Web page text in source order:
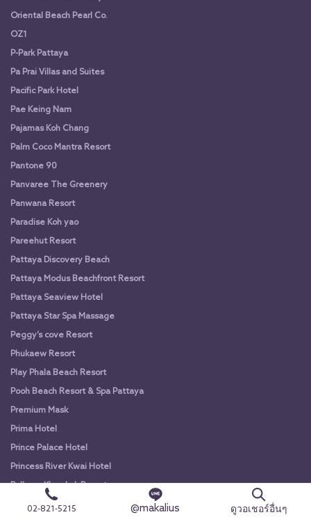
Oriental Beach Pearl Co.
OZ1
P-Park Pattaya
Pa Prai Villas and Suites
Pacific Park Hotel
Pae Keing Nam
Pajamas Koh Chang
Palm Coco Mantra Resort
Pantone 90
Panvaree The Greenery
Panwana Resort
Paradise Koh yao
Pareehut Resort
Pattaya Discovery Beach
Pattaya Modus Beachfront Resort
Pattaya Seaview Hotel
Pattaya Star Spa Massage
Peggy’s cove Resort
Phukaew Resort
Play Phala Beach Resort
Pooh Beach Resort & Spa Pattaya
Premium Mask
Prima Hotel
Prince Palace Hotel
Princess River Kwai Hotel
Pullman Khao Lak Resort
Pungluang Campground
02-821-5215 @makalius ดูวอเชอร์อื่นๆ